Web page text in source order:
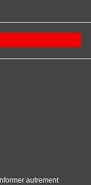
autrement